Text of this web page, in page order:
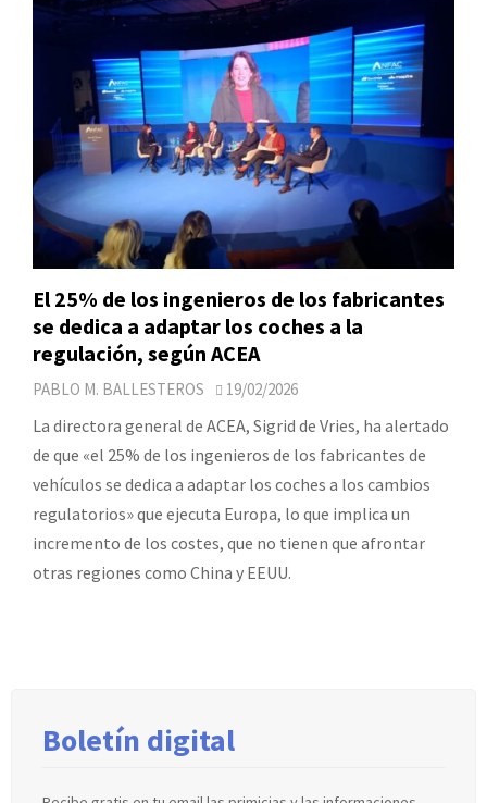
El 25% de los ingenieros de los fabricantes
se dedica a adaptar los coches a la
regulación, según ACEA
PABLO M. BALLESTEROS 19/02/2026
La directora general de ACEA, Sigrid de Vries, ha alertado
de que «el 25% de los ingenieros de los fabricantes de
vehículos se dedica a adaptar los coches a los cambios
regulatorios» que ejecuta Europa, lo que implica un
incremento de los costes, que no tienen que afrontar
otras regiones como China y EEUU.
Boletín digital